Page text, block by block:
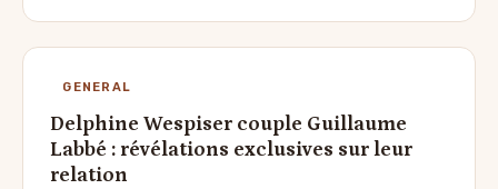
GENERAL
Delphine Wespiser couple Guillaume
Labbé : révélations exclusives sur leur
relation